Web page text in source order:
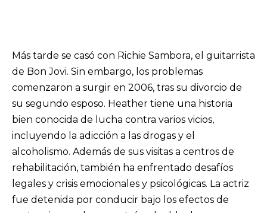
Más tarde se casó con Richie Sambora, el guitarrista
de Bon Jovi. Sin embargo, los problemas
comenzaron a surgir en 2006, tras su divorcio de
su segundo esposo. Heather tiene una historia
bien conocida de lucha contra varios vicios,
incluyendo la adicción a las drogas y el
alcoholismo. Además de sus visitas a centros de
rehabilitación, también ha enfrentado desafíos
legales y crisis emocionales y psicológicas. La actriz
fue detenida por conducir bajo los efectos de